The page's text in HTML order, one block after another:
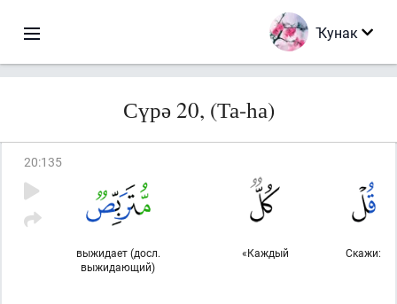
Ҡунак
Сүрә 20, (Та-һа)
20:135
Скажи:
«Каждый
выжидает (досл.
выжидающий)